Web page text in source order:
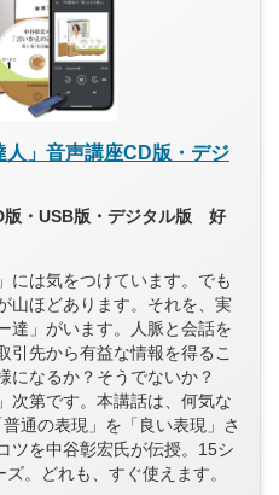
」音声講座CD版・デジ
・USB版・デジタル版 好
には気をつけています。でも
山ほどあります。それを、実
達」がいます。人脈と会話を
引先から有益な情報を得るこ
になるか？そうでないか？
次第です。本講話は、何気な
通の表現」を「良い表現」さ
ツを中谷彰宏氏が伝授。15シ
。どれも、すぐ使えます。